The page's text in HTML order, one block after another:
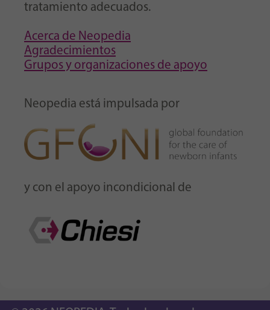
tratamiento adecuados.
Acerca de Neopedia
Agradecimientos
Grupos y organizaciones de apoyo
Neopedia está impulsada por
y con el apoyo incondicional de